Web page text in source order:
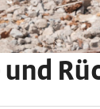
und